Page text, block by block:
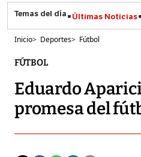
Últimas Noticias
Inicio> Deportes> Fútbol
FÚTBOL
Eduardo
promesa del